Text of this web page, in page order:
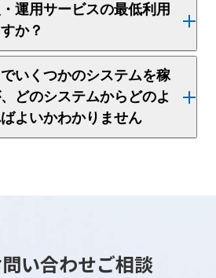
運用サービスの最低利用
か？
いくつかのシステムを稼
どのシステムからどのよ
よいかわかりません
い合わせご相談